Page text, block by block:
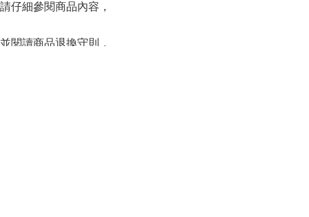
請仔細參閱商品內容，
並閱讀商品退換守則，